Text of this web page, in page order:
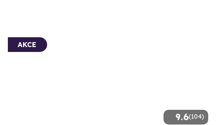
9.6(104)
AKCE